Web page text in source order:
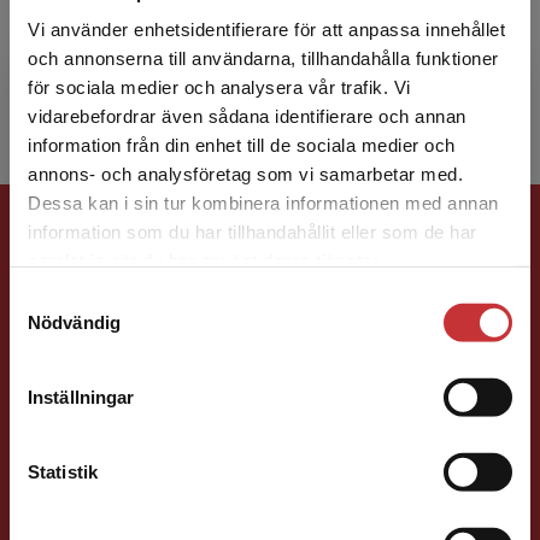
Vi använder enhetsidentifierare för att anpassa innehållet
och annonserna till användarna, tillhandahålla funktioner
för sociala medier och analysera vår trafik. Vi
vidarebefordrar även sådana identifierare och annan
information från din enhet till de sociala medier och
annons- och analysföretag som vi samarbetar med.
Dessa kan i sin tur kombinera informationen med annan
information som du har tillhandahållit eller som de har
Nödvändig
Inställningar
Statistik
Begränsad fraktregion
Det verkar som att du besöker
studentlitteratur.se via en enhet utanför Sverige.
Vi erbjuder inte leveranser utanför Sverige. För
att kunna slutföra ett köp måste
barnsjuksköterska, filosofie doktor i
kvalitetsteknik och docent i kvalitetsförbättring
och ledarska...
Förlagskontakt